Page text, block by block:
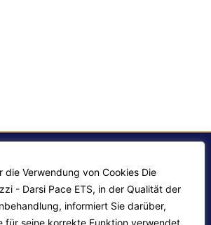
die Verwendung von Cookies Die
- Darsi Pace ETS, in der Qualität der
informiert Sie darüber,
für seine korrekte Funktion verwendet,